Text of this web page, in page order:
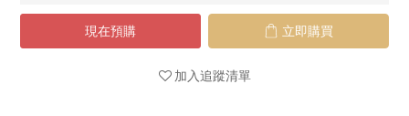
現在預購 立即購買
加入追蹤清單